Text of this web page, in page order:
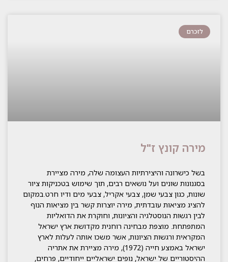
לזכרם
מירה קונץ ז"ל
בשל כישרונה והיצירתיות העצומה שלה, מירה מציירת
בסגנונות שונים ועל נושאים רבים, תוך שימוש בטכניקות ציור
שונות, כגון צבעי שמן, צבעי אקריל, צבעי מים ודיו חרט.במקום
להציג מציאות עובדתית, מירה יוצרות קשר בין מציאות הנוף
לבין רגשות הנוסטלגיה והציונות, וחוקרת את הדואליות
המתפתחת. מוצפת מבחינה רוחנית מקדושת ארץ ישראל
המקראית ורגשות הציונות, אשר משכו אותה לעלות לארץ
ישראל באמצע חייה (1972), מירה מציירת את אתריה
ההיסטוריים של ישראל, נופים ישראליים ייחודיים, פרחים,